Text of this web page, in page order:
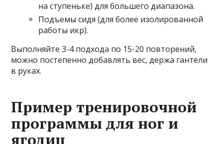
на ступеньке) для большего диапазона.
Подъемы сидя (для более изолированной
работы икр).
Выполняйте 3-4 подхода по 15-20 повторений,
можно постепенно добавлять вес, держа гантели
в руках.
Пример тренировочной
программы для ног и
ягодиц